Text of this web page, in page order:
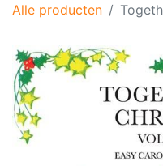
Alle producten